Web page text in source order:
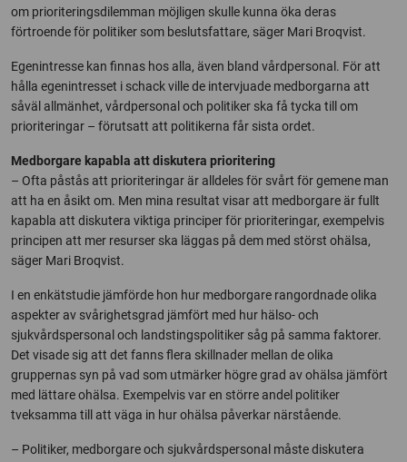
om prioriteringsdilemman möjligen skulle kunna öka deras
förtroende för politiker som beslutsfattare, säger Mari Broqvist.
Egenintresse kan finnas hos alla, även bland vårdpersonal. För att
hålla egenintresset i schack ville de intervjuade medborgarna att
såväl allmänhet, vårdpersonal och politiker ska få tycka till om
prioriteringar – förutsatt att politikerna får sista ordet.
Medborgare kapabla att diskutera prioritering
– Ofta påstås att prioriteringar är alldeles för svårt för gemene man
att ha en åsikt om. Men mina resultat visar att medborgare är fullt
kapabla att diskutera viktiga principer för prioriteringar, exempelvis
principen att mer resurser ska läggas på dem med störst ohälsa,
säger Mari Broqvist.
I en enkätstudie jämförde hon hur medborgare rangordnade olika
aspekter av svårighetsgrad jämfört med hur hälso- och
sjukvårdspersonal och landstingspolitiker såg på samma faktorer.
Det visade sig att det fanns flera skillnader mellan de olika
gruppernas syn på vad som utmärker högre grad av ohälsa jämfört
med lättare ohälsa. Exempelvis var en större andel politiker
tveksamma till att väga in hur ohälsa påverkar närstående.
– Politiker, medborgare och sjukvårdspersonal måste diskutera